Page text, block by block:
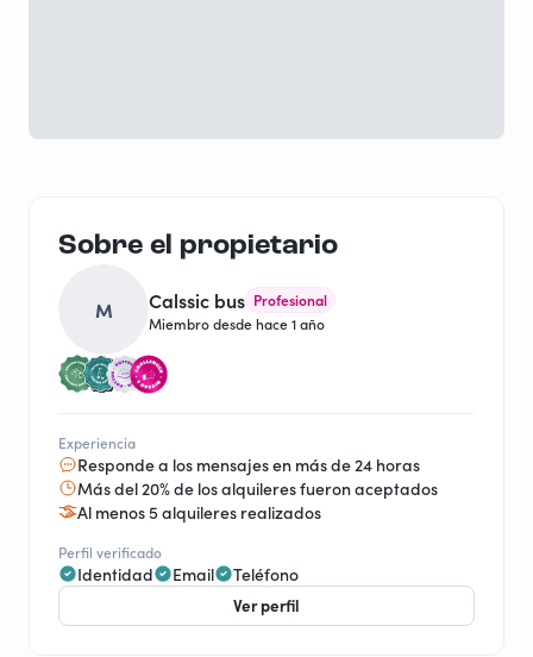
Sobre el propietario
M Calssic bus Profesional
Miembro desde hace 1 año
Experiencia
Responde a los mensajes en más de 24 horas
Más del 20% de los alquileres fueron aceptados
Al menos 5 alquileres realizados
Perfil verificado
Identidad Email Teléfono
Ver perfil